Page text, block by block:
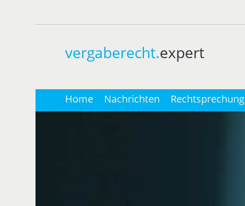
vergaberecht.expert
Home Nachrichten Rechtsprechung